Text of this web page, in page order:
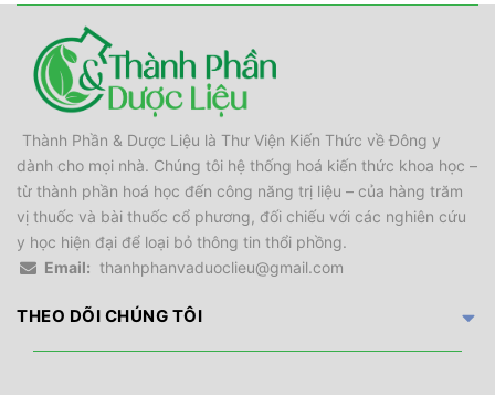
Thành Phần & Dược Liệu là Thư Viện Kiến Thức về Đông y
dành cho mọi nhà. Chúng tôi hệ thống hoá kiến thức khoa học –
từ thành phần hoá học đến công năng trị liệu – của hàng trăm
vị thuốc và bài thuốc cổ phương, đối chiếu với các nghiên cứu
y học hiện đại để loại bỏ thông tin thổi phồng.
Email: thanhphanvaduoclieu@gmail.com
THEO DÕI CHÚNG TÔI